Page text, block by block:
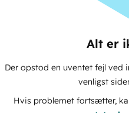
Alt er
Der opstod en uventet fejl ved
venligst
Hvis problemet fortsætter,